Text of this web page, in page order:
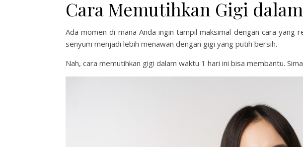
Cara Memutihkan Gigi
Ada momen di mana Anda ingin tampil maksimal dengan cara yang
senyum menjadi lebih menawan dengan gigi yang putih bersih.
Nah, cara memutihkan gigi dalam waktu 1 hari ini bisa membantu.